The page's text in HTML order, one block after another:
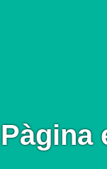
Pàgina